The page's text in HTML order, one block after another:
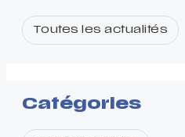
Toutes les actualités
Catégories
2026